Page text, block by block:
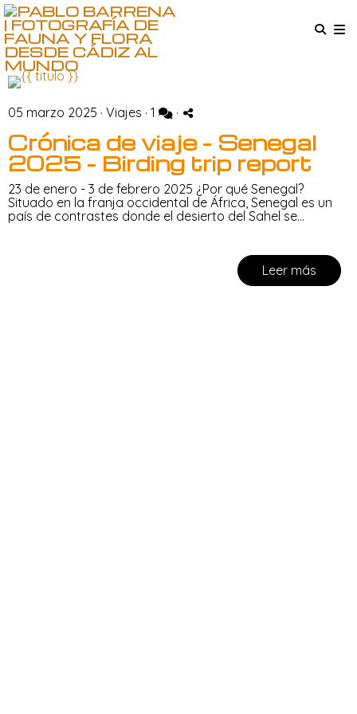
05 marzo 2025 · Viajes · 1 ·
Crónica de viaje - Senegal
2025 - Birding trip report
23 de enero - 3 de febrero 2025 ¿Por qué Senegal?
Situado en la franja occidental de África, Senegal es un
país de contrastes donde el desierto del Sahel se...
Leer más